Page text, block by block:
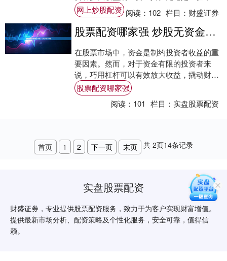
的股民还是初入市场的新手网上炒股配资，
理解这些....
网上炒股配资 阅读： 102 栏目： 财盛证券
股票配资哪家强 炒股无资金，巧用杠杆撬动财富
在股票市场中，资金是制约投资者收益的重
要因素。然而，对于资金有限的投资者来
说，巧用杠杆可以有效放大收益，撬动财
富。 股点网配资拥有完善的风控体系和资金
托管机制，....
股票配资哪家强
阅读： 101 栏目： 实盘股票配资
首页 1 2 下一页 末页 共 2页14条记录
实盘股票配资
财盛证券，专业提供股票配资服务，致力于为客户实现财富增值。
提供最新市场分析、配资策略及个性化服务，安全可靠，值得信
赖。